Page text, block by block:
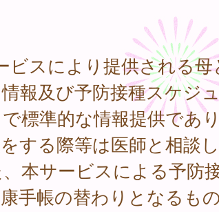
スにより提供される母
報及び予防接種スケジ
標準的な情報提供であ
する際等は医師と相談
本サービスによる予防
手帳の替わりとなるも